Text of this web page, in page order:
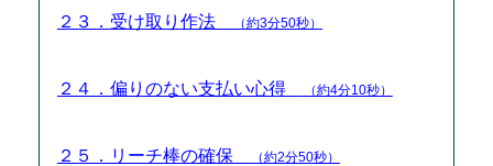
２３．受け取り作法 （約3分50秒）
２４．偏りのない支払い心得 （約4分10秒）
２５．リーチ棒の確保 （約2分50秒）